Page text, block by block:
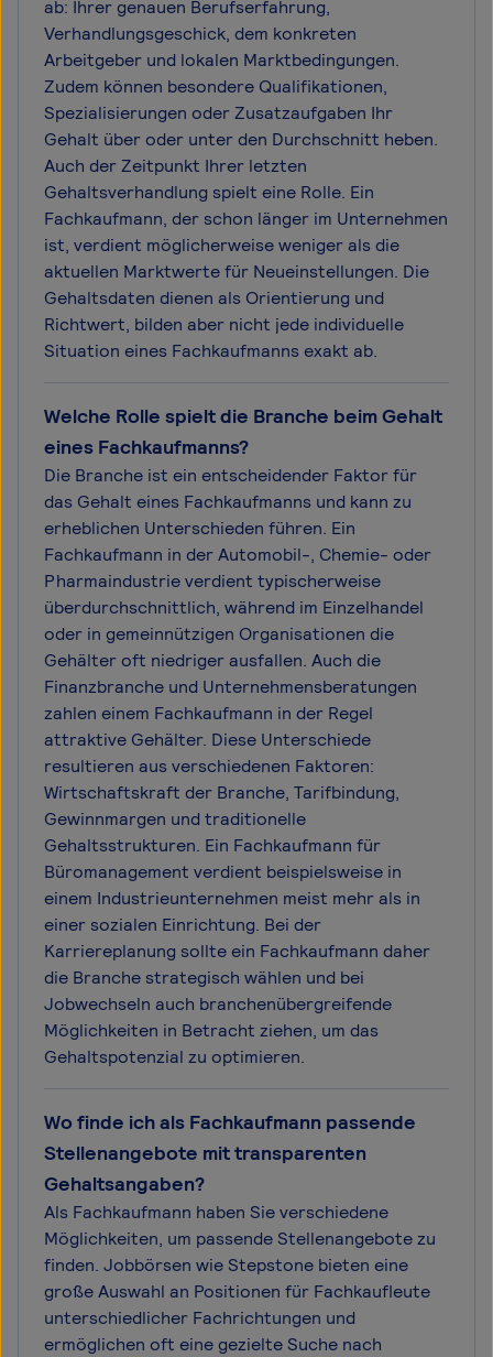
ab: Ihrer genauen Berufserfahrung,
Verhandlungsgeschick, dem konkreten
Arbeitgeber und lokalen Marktbedingungen.
Zudem können besondere Qualifikationen,
Spezialisierungen oder Zusatzaufgaben Ihr
Gehalt über oder unter den Durchschnitt heben.
Auch der Zeitpunkt Ihrer letzten
Gehaltsverhandlung spielt eine Rolle. Ein
Fachkaufmann, der schon länger im Unternehmen
ist, verdient möglicherweise weniger als die
aktuellen Marktwerte für Neueinstellungen. Die
Gehaltsdaten dienen als Orientierung und
Richtwert, bilden aber nicht jede individuelle
Situation eines Fachkaufmanns exakt ab.
Welche Rolle spielt die Branche beim Gehalt
eines Fachkaufmanns?
Die Branche ist ein entscheidender Faktor für
das Gehalt eines Fachkaufmanns und kann zu
erheblichen Unterschieden führen. Ein
Fachkaufmann in der Automobil-, Chemie- oder
Pharmaindustrie verdient typischerweise
überdurchschnittlich, während im Einzelhandel
oder in gemeinnützigen Organisationen die
Gehälter oft niedriger ausfallen. Auch die
Finanzbranche und Unternehmensberatungen
zahlen einem Fachkaufmann in der Regel
attraktive Gehälter. Diese Unterschiede
resultieren aus verschiedenen Faktoren:
Wirtschaftskraft der Branche, Tarifbindung,
Gewinnmargen und traditionelle
Gehaltsstrukturen. Ein Fachkaufmann für
Büromanagement verdient beispielsweise in
einem Industrieunternehmen meist mehr als in
einer sozialen Einrichtung. Bei der
Karriereplanung sollte ein Fachkaufmann daher
die Branche strategisch wählen und bei
Jobwechseln auch branchenübergreifende
Möglichkeiten in Betracht ziehen, um das
Gehaltspotenzial zu optimieren.
Wo finde ich als Fachkaufmann passende
Stellenangebote mit transparenten
Gehaltsangaben?
Als Fachkaufmann haben Sie verschiedene
Möglichkeiten, um passende Stellenangebote zu
finden. Jobbörsen wie Stepstone bieten eine
große Auswahl an Positionen für Fachkaufleute
unterschiedlicher Fachrichtungen und
ermöglichen oft eine gezielte Suche nach